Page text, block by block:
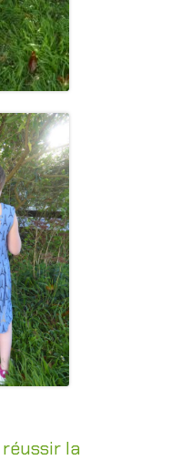
la